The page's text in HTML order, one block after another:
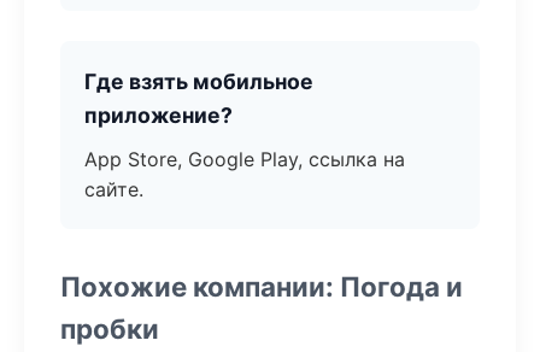
Где взять мобильное
приложение?
App Store, Google Play, ссылка на
сайте.
Похожие компании: Погода и
пробки